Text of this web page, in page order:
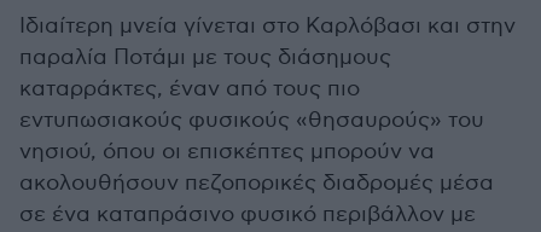
Ιδιαίτερη μνεία γίνεται στο Καρλόβασι και στην
παραλία Ποτάμι με τους διάσημους
καταρράκτες, έναν από τους πιο
εντυπωσιακούς φυσικούς «θησαυρούς» του
νησιού, όπου οι επισκέπτες μπορούν να
ακολουθήσουν πεζοπορικές διαδρομές μέσα
σε ένα καταπράσινο φυσικό περιβάλλον με